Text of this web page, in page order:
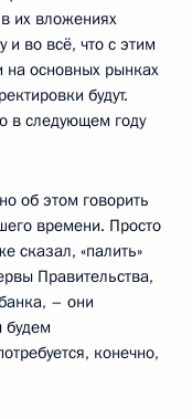
их вложениях
и во всё, что с этим
на основных рынках
будут.
в следующем году
об этом говорить
времени. Просто
сказал, «палить»
Правительства,
– они
будем
конечно,